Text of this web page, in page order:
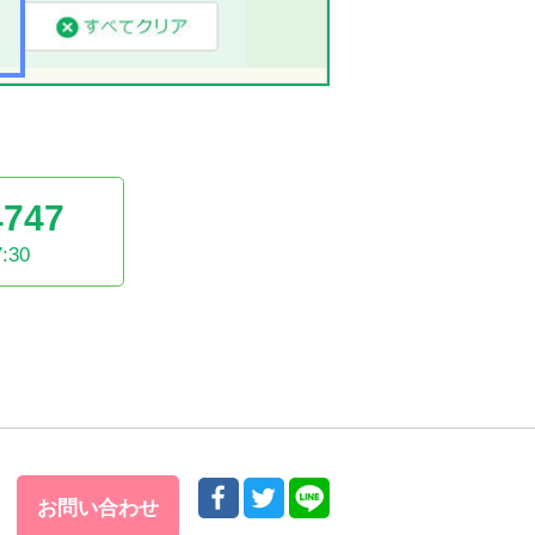
お問い合わせ